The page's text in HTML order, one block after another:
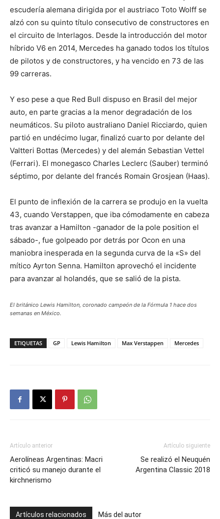
escudería alemana dirigida por el austriaco Toto Wolff se
alzó con su quinto título consecutivo de constructores en
el circuito de Interlagos. Desde la introducción del motor
híbrido V6 en 2014, Mercedes ha ganado todos los títulos
de pilotos y de constructores, y ha vencido en 73 de las
99 carreras.
Y eso pese a que Red Bull dispuso en Brasil del mejor
auto, en parte gracias a la menor degradación de los
neumáticos. Su piloto australiano Daniel Ricciardo, quien
partió en undécimo lugar, finalizó cuarto por delante del
Valtteri Bottas (Mercedes) y del alemán Sebastian Vettel
(Ferrari). El monegasco Charles Leclerc (Sauber) terminó
séptimo, por delante del francés Romain Grosjean (Haas).
El punto de inflexión de la carrera se produjo en la vuelta
43, cuando Verstappen, que iba cómodamente en cabeza
tras avanzar a Hamilton -ganador de la pole position el
sábado-, fue golpeado por detrás por Ocon en una
maniobra inesperada en la segunda curva de la «S» del
mítico Ayrton Senna. Hamilton aprovechó el incidente
para avanzar al holandés, que se salió de la pista.
El británico Lewis Hamilton, coronado campeón de la Fórmula 1 hace dos
semanas en México.
ETIQUETAS GP Lewis Hamilton Max Verstappen Mercedes
Artículo anterior
Aerolíneas Argentinas: Macri
criticó su manejo durante el
kirchnerismo
Artículo siguiente
Se realizó el Neuquén
Argentina Classic 2018
Artículos relacionados Más del autor